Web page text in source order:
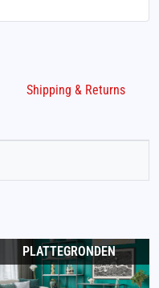
Shipping & Returns
PLATTEGRONDEN